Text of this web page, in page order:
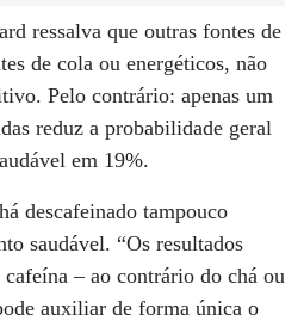
ressalva que outras fontes de
de cola ou energéticos, não
Pelo contrário: apenas um
reduz a probabilidade geral
em 19%.
descafeinado tampouco
saudável. “Os resultados
– ao contrário do chá ou
auxiliar de forma única o